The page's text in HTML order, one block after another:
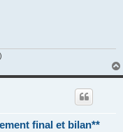
final et bilan**